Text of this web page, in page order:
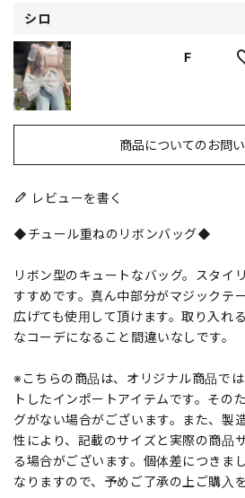
シロ
F
商品についてのお問
レビューを書く
◆チュール重ねのリボンバッグ◆
リボン型のキュートなバッグ。スタイ
すすめです。真ん中部分がマジックテ
広げても使用して頂けます。取り入れ
なコーデになること間違いなしです。
※こちらの商品は、オリジナル商品で
トしたインポートアイテムです。その
グがない場合がございます。また、製
性により、記載のサイズと実際の商品
る場合がございます。個体差につきま
なりますので、予めご了承の上ご購入